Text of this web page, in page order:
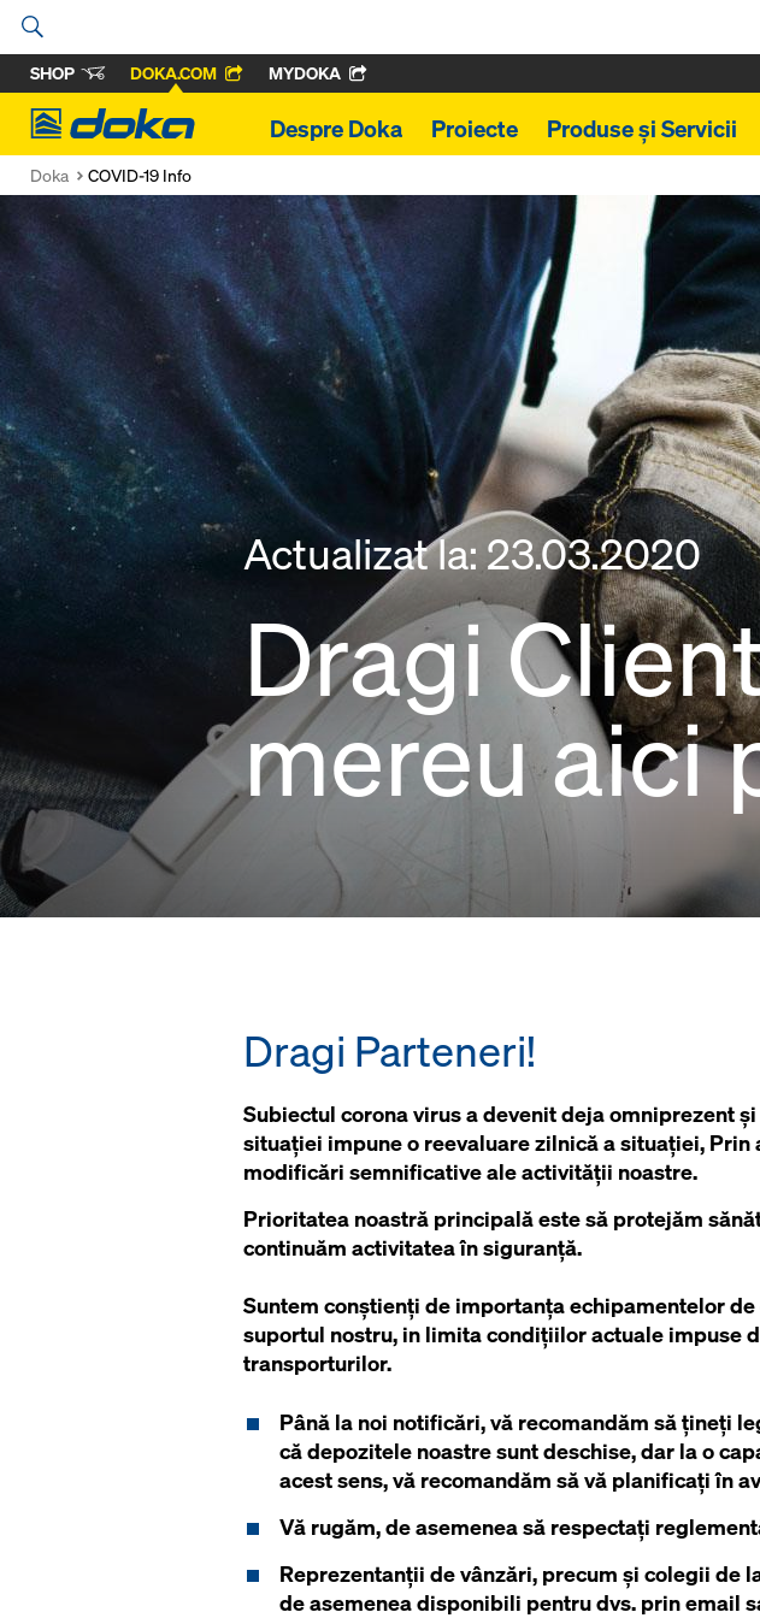
SHOP DOKA.COM MYDOKA
Doka
Despre Doka Proiecte Produse și Servicii
Doka COVID-19 Info
Actualizat la: 23.03.2020
Dragi
mereu aici
Dragi Parteneri!
Subiectul corona virus a devenit deja omniprezent
situației impune o reevaluare zilnică a situației,
modificări semnificative ale activității noastre.
Prioritatea noastră principală este să protejăm
continuăm activitatea în siguranță.
Suntem conștienți de importanța echipamentelor
suportul nostru, in limita condițiilor actuale impuse
transporturilor.
Până la noi notificări, vă recomandăm să țineți
că depozitele noastre sunt deschise, dar la o
acest sens, vă recomandăm să vă planificați în
Vă rugăm, de asemenea să respectați
Reprezentanții de vânzări, precum și colegii de
de asemenea disponibili pentru dvs. prin email